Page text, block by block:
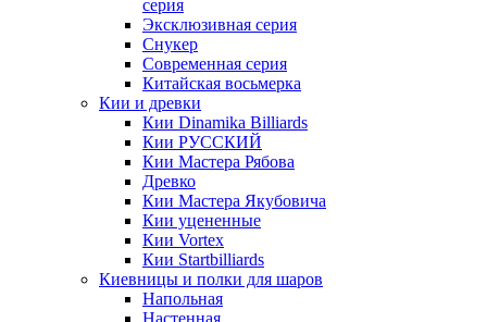
серия
Эксклюзивная серия
Снукер
Современная серия
Китайская восьмерка
Кии и древки
Кии Dinamika Billiards
Кии РУССКИЙ
Кии Мастера Рябова
Древко
Кии Мастера Якубовича
Кии уцененные
Кии Vortex
Кии Startbilliards
Киевницы и полки для шаров
Напольная
Настенная